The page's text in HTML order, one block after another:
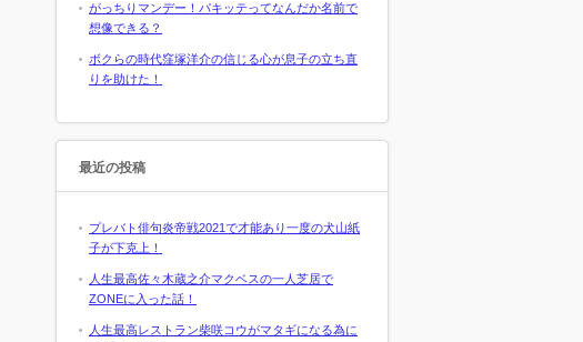
がっちりマンデー！パキッテってなんだか名前で
想像できる？
ボクらの時代窪塚洋介の信じる心が息子の立ち直
りを助けた！
最近の投稿
プレバト俳句炎帝戦2021で才能あり一度の犬山紙
子が下克上！
人生最高佐々木蔵之介マクベスの一人芝居で
ZONEに入った話！
人生最高レストラン柴咲コウがマタギになる為に